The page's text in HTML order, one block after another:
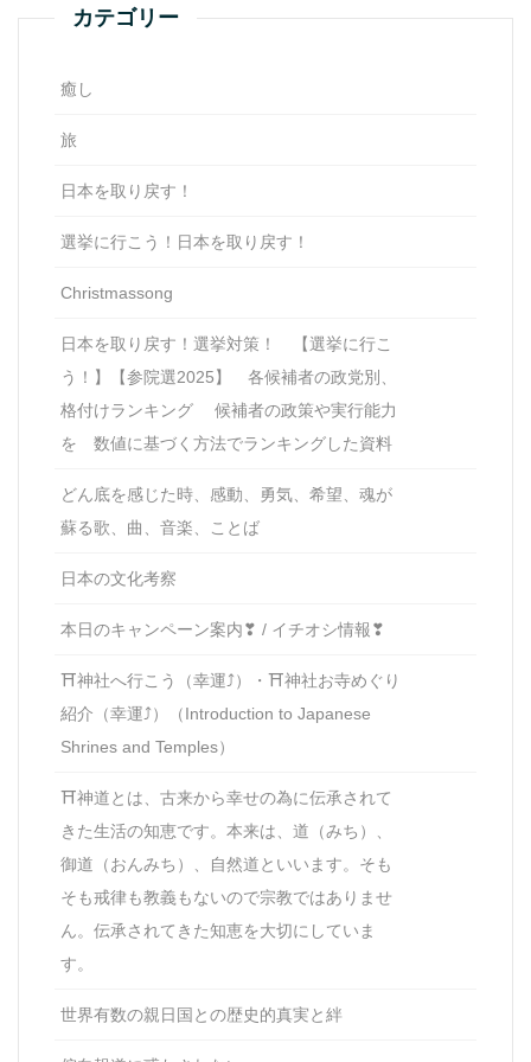
カテゴリー
癒し
旅
日本を取り戻す！
選挙に行こう！日本を取り戻す！
Christmassong
日本を取り戻す！選挙対策！ 【選挙に行こ
う！】【参院選2025】 各候補者の政党別、
格付けランキング 候補者の政策や実行能力
を 数値に基づく方法でランキングした資料
どん底を感じた時、感動、勇気、希望、魂が
蘇る歌、曲、音楽、ことば
日本の文化考察
本日のキャンペーン案内❣ / イチオシ情報❣
⛩神社へ行こう（幸運⤴）・⛩神社お寺めぐり
紹介（幸運⤴）（Introduction to Japanese
Shrines and Temples）
⛩神道とは、古来から幸せの為に伝承されて
きた生活の知恵です。本来は、道（みち）、
御道（おんみち）、自然道といいます。そも
そも戒律も教義もないので宗教ではありませ
ん。伝承されてきた知恵を大切にしていま
す。
世界有数の親日国との歴史的真実と絆